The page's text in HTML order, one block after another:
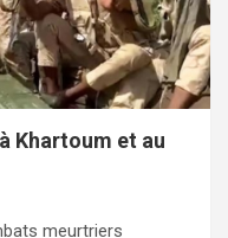
Khartoum et au
meurtriers